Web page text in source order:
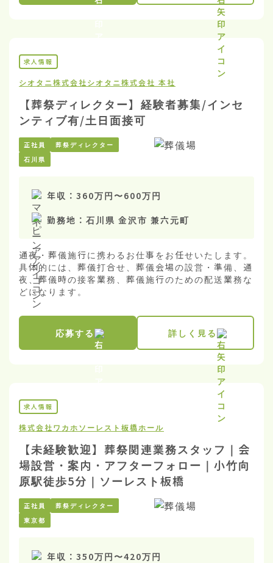
求人情報
シオタニ株式会社シオタニ株式会社 本社
【葬祭ディレクター】経験者募集/インセ
ンティブ有/土日面接可
正社員
葬祭ディレクター
石川県
年収： 360万円〜600万円
勤務地： 石川県 金沢市 兼六元町
通夜・葬儀施行に携わるお仕事をお任せいたします。
具体的には、葬儀打合せ、葬儀会場の設営・準備、通
夜、葬儀時の接客業務、葬儀施行のための配送業務な
どになります。
応募する 詳しく見る
求人情報
株式会社ワカホソーレスト板橋ホール
【未経験歓迎】葬祭関連業務スタッフ｜会
場設営・案内・アフターフォロー｜小竹向
原駅徒歩5分｜ソーレスト板橋
正社員
葬祭ディレクター
東京都
年収： 350万円〜420万円